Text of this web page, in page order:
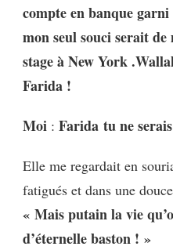
compte en banque
mon seul souci serait
stage à New York
Farida !
Moi : Farida tu ne
Elle me regardait en
fatigués et dans une
« Mais putain la vie
d’éternelle baston ! »